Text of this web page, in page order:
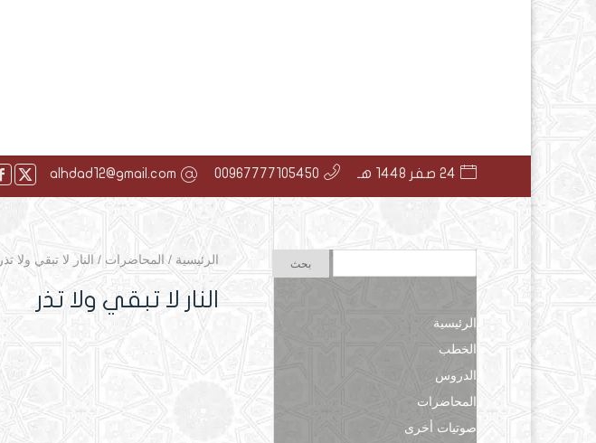
24 صفر 1448 هـ 00967777105450
alhdad12@gmail.com
الرئيسية / المحاضرات / النار لا تبقي ولا تذر
النار لا تبقي ولا تذر
الرئيسية
الخطب
الدروس
المحاضرات
صوتيات أخرى